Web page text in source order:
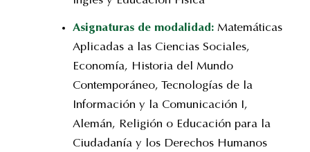
Asignaturas de modalidad:Matemáticas
Aplicadas a las Ciencias Sociales,
Economía, Historia del Mundo
Contemporáneo, Tecnologías de la
Información y la Comunicación I,
Alemán, Religión o Educación para la
Ciudadanía y los Derechos Humanos